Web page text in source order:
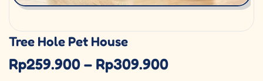
Tree Hole Pet House
Rp259.900– Rp309.900